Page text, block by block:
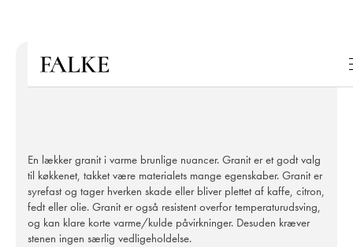
En lækker granit i varme brunlige nuancer. Granit er et godt valg
til køkkenet, takket være materialets mange egenskaber. Granit er
syrefast og tager hverken skade eller bliver plettet af kaffe, citron,
fedt eller olie. Granit er også resistent overfor temperaturudsving,
og kan klare korte varme/kulde påvirkninger. Desuden kræver
stenen ingen særlig vedligeholdelse.